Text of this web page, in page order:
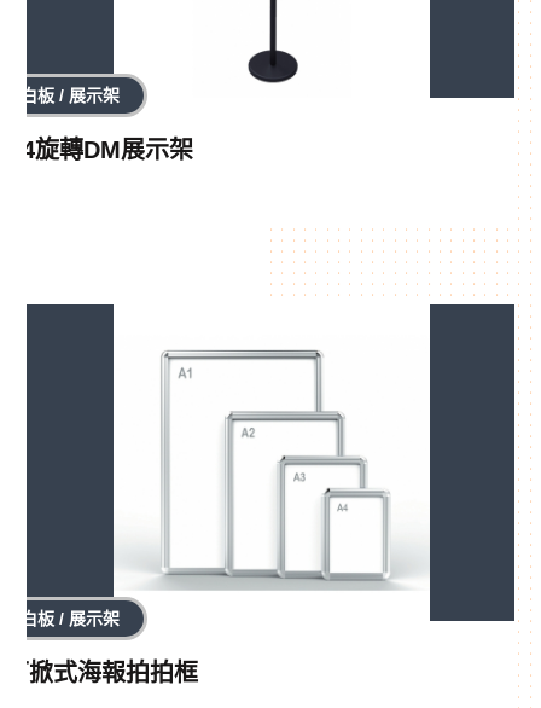
白板 / 展示架
A4旋轉DM展示架
白板 / 展示架
可掀式海報拍拍框